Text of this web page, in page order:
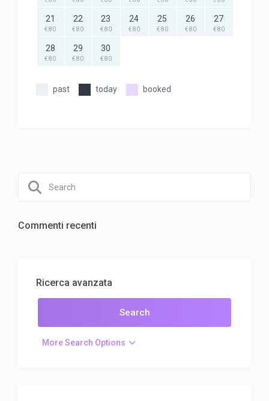
21
€ 80
22
€ 80
23
€ 80
24
€ 80
25
€ 80
26
€ 80
27
€ 80
28
€ 80
29
€ 80
30
€ 80
past today booked
Commenti recenti
Ricerca avanzata
More Search Options